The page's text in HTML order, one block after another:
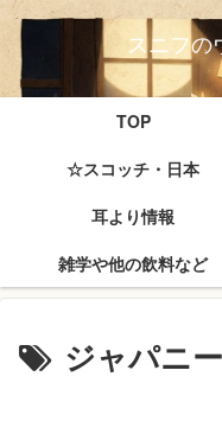
スニフ
TOP
☆スコッチ・日本
耳より情報
雑学や他の飲料など
ジャパニ